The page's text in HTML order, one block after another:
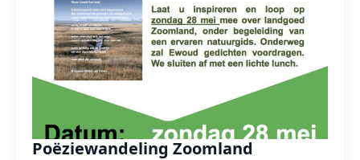
Poëziewandeling Zoomland